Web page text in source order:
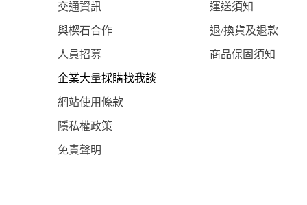
交通資訊 運送須知
與楔石合作 退/換貨及退款
人員招募 商品保固須知
企業大量採購找我談
網站使用條款
隱私權政策
免責聲明